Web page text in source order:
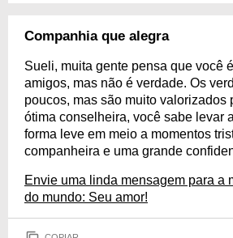
Companhia que alegra
Sueli, muita gente pensa que você
amigos, mas não é verdade. Os
poucos, mas são muito valorizados
ótima conselheira, você sabe levar
forma leve em meio a momentos
companheira e uma grande
Envie uma linda mensagem para a
do mundo: Seu amor!